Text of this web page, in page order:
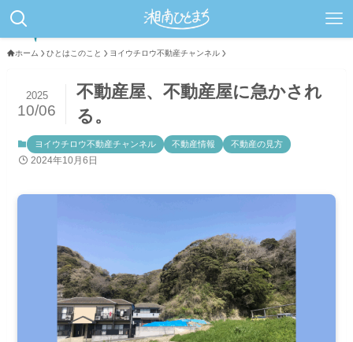
ホーム ひとはこのこと ヨイウチロウ不動産チャンネル
不動産屋、不動産屋に急かされ
る。
2025
10/06
ヨイウチロウ不動産チャンネル 不動産情報 不動産の見方
2024年10月6日